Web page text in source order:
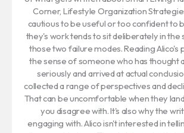
Corner, Lifestyle Organization
cautious to be useful or too confident to
they's work tends to sit deliberately in
those two failure modes. Reading Alico's
the sense of someone who has thought
seriously and arrived at actual
collected a range of perspectives and
That can be uncomfortable when they
you disagree with. It's also why the
engaging with. Alico isn't interested in